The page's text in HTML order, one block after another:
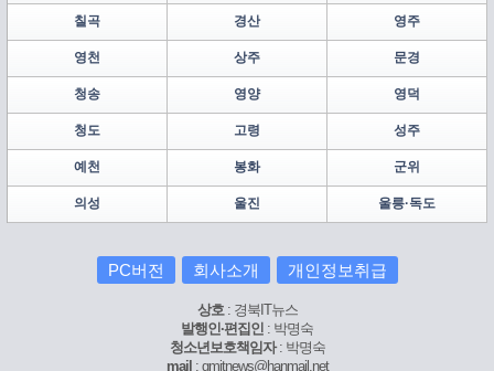
칠곡 경산 영주
영천 상주 문경
청송 영양 영덕
청도 고령 성주
예천 봉화 군위
의성 울진 울릉·독도
PC버전 회사소개 개인정보취급
상호: 경북IT뉴스
발행인·편집인 : 박명숙
청소년보호책임자: 박명숙
mail : gmitnews@hanmail.net